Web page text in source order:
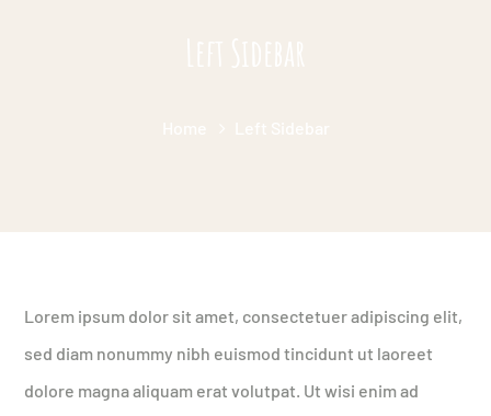
Lorem ipsum dolor sit amet, consectetuer adipiscing elit,
sed diam nonummy nibh euismod tincidunt ut laoreet
dolore magna aliquam erat volutpat. Ut wisi enim ad